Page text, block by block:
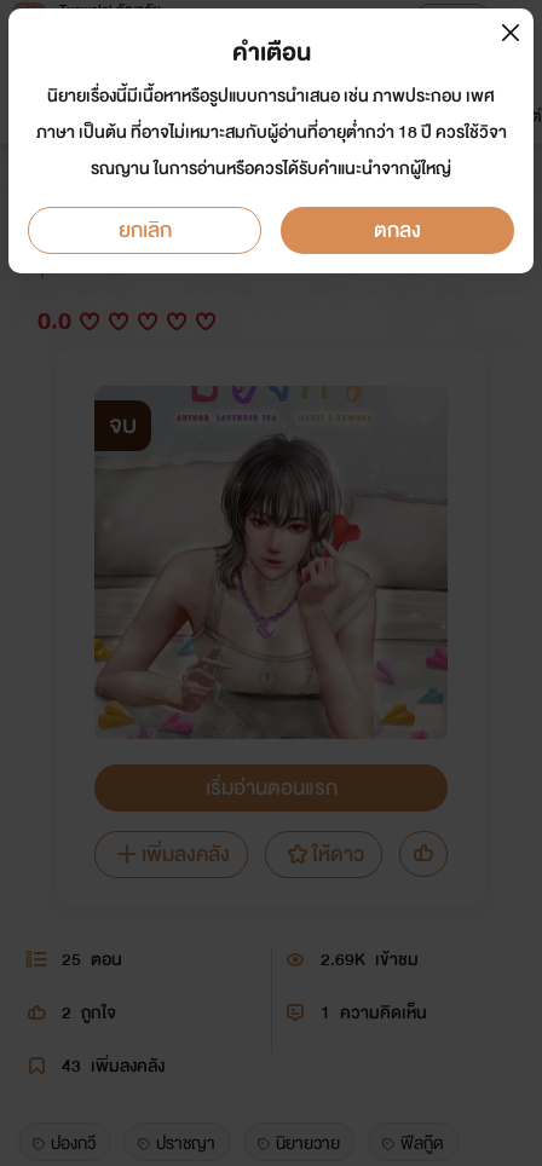
Tunwalai ธัญวลัย
หน้าแรก นิยาย อีบุ๊ก การ์ตูน
มาใหม่
ดรีมแชท ธัญลิสต์
ปองกวี
นักเขียน: คุณสราญ นักวาด: s.xxmona
Y
0.0
จบ
เริ่มอ่านตอนแรก
เพิ่มลงคลัง
ให้ดาว
25 ตอน 2.69K เข้าชม
2 ถูกใจ 1 ความคิดเห็น
43 เพิ่มลงคลัง
ปองกวี ปราชญา นิยายวาย
ฟีลกู๊ด
คำเตือน
นิยายเรื่องนี้มีเนื้อหาหรือรูปแบบการนำเสนอ เช่น ภาพประกอบ เพศ
ภาษา เป็นต้น ที่อาจไม่เหมาะสมกับผู้อ่านที่อายุต่ำกว่า 18 ปี ควรใช้วิจา
รณญาน ในการอ่านหรือควรได้รับคำแนะนำจากผู้ใหญ่
ยกเลิก ตกลง